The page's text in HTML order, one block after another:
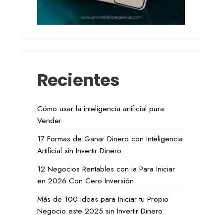
Recientes
Cómo usar la inteligencia artificial para
Vender
17 Formas de Ganar Dinero con Inteligencia
Artificial sin Invertir Dinero
12 Negocios Rentables con ia Para Iniciar
en 2026 Con Cero Inversión
Más de 100 Ideas para Iniciar tu Propio
Negocio este 2025 sin Invertir Dinero